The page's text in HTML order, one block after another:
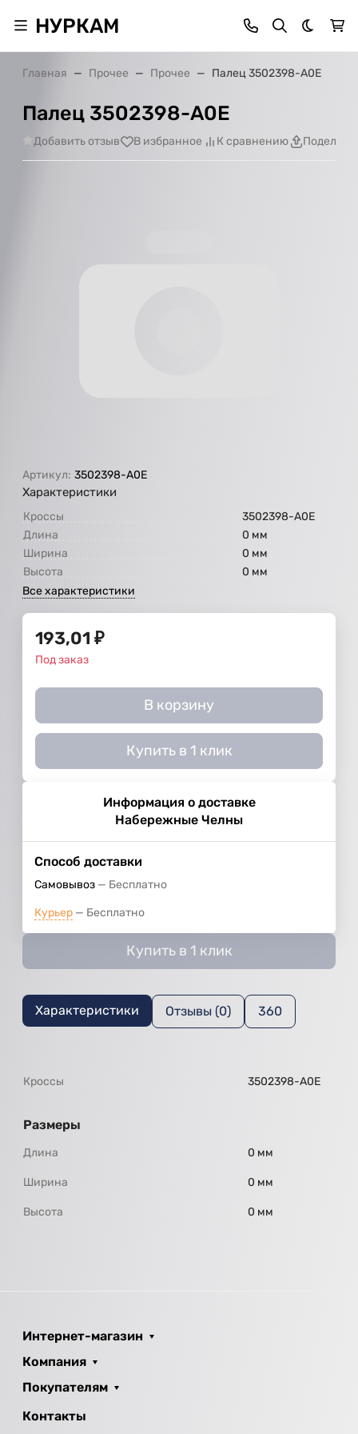
НУРКАМ Темная
Главная Прочее Прочее Палец 3502398-А0Е
Палец 3502398-А0Е
Добавить отзыв В избранное К сравнению
Артикул: 3502398-А0Е
Характеристики
Кроссы
3502398-А0Е
Длина
0 мм
Ширина
0 мм
Высота
0 мм
Все характеристики
193,01 ₽
Под заказ
В корзину
Купить в 1 клик
Информация о доставке
Набережные Челны
Способ доставки
Самовывоз Бесплатно
Курьер Бесплатно
Купить в 1 клик
Характеристики Отзывы (0) 360
Кроссы 3502398-А0Е
Размеры
Длина 0 мм
Ширина 0 мм
Высота 0 мм
Интернет-магазин
Компания
Покупателям
Контакты